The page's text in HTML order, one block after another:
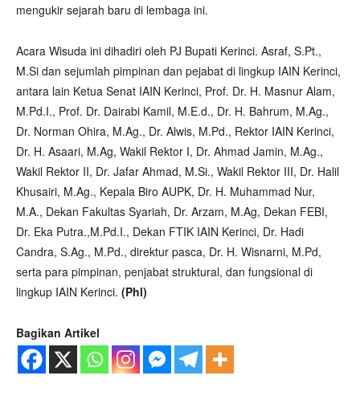
mengukir sejarah baru di lembaga ini.
Acara Wisuda ini dihadiri oleh PJ Bupati Kerinci. Asraf, S.Pt.,
M.Si dan sejumlah pimpinan dan pejabat di lingkup IAIN Kerinci,
antara lain Ketua Senat IAIN Kerinci, Prof. Dr. H. Masnur Alam,
M.Pd.I., Prof. Dr. Dairabi Kamil, M.E.d., Dr. H. Bahrum, M.Ag.,
Dr. Norman Ohira, M.Ag., Dr. Alwis, M.Pd., Rektor IAIN Kerinci,
Dr. H. Asaari, M.Ag, Wakil Rektor I, Dr. Ahmad Jamin, M.Ag.,
Wakil Rektor II, Dr. Jafar Ahmad, M.Si., Wakil Rektor III, Dr. Halil
Khusairi, M.Ag., Kepala Biro AUPK, Dr. H. Muhammad Nur,
M.A., Dekan Fakultas Syariah, Dr. Arzam, M.Ag, Dekan FEBI,
Dr. Eka Putra.,M.Pd.I., Dekan FTIK IAIN Kerinci, Dr. Hadi
Candra, S.Ag., M.Pd., direktur pasca, Dr. H. Wisnarni, M.Pd,
serta para pimpinan, penjabat struktural, dan fungsional di
lingkup IAIN Kerinci. (Phl)
Bagikan Artikel